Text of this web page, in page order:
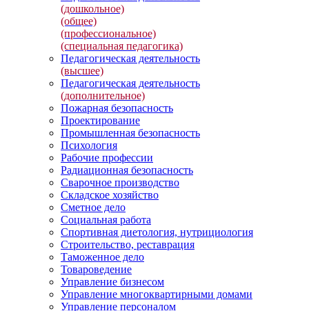
(дошкольное)
(общее)
(профессиональное)
(специальная педагогика)
Педагогическая деятельность
(высшее)
Педагогическая деятельность
(дополнительное)
Пожарная безопасность
Проектирование
Промышленная безопасность
Психология
Рабочие профессии
Радиационная безопасность
Сварочное производство
Складское хозяйство
Сметное дело
Социальная работа
Спортивная диетология, нутрициология
Строительство, реставрация
Таможенное дело
Товароведение
Управление бизнесом
Управление многоквартирными домами
Управление персоналом